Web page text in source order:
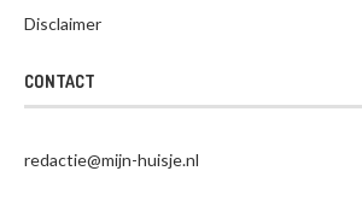
Disclaimer
CONTACT
redactie@mijn-huisje.nl